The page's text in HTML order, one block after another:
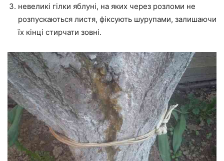
невеликі гілки яблуні, на яких через розломи не
розпускаються листя, фіксують шурупами, залишаючи
їх кінці стирчати зовні.